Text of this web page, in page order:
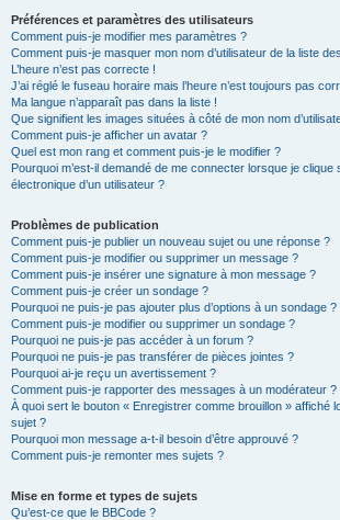
Préférences et paramètres des utilisateurs
Comment puis-je modifier mes paramètres ?
Comment puis-je masquer mon nom d’utilisateur de la liste
L’heure n’est pas correcte !
J’ai réglé le fuseau horaire mais l’heure n’est toujours pas
Ma langue n’apparaît pas dans la liste !
Que signifient les images situées à côté de mon nom
Comment puis-je afficher un avatar ?
Quel est mon rang et comment puis-je le modifier ?
Pourquoi m’est-il demandé de me connecter lorsque je clique
électronique d’un utilisateur ?
Problèmes de publication
Comment puis-je publier un nouveau sujet ou une réponse ?
Comment puis-je modifier ou supprimer un message ?
Comment puis-je insérer une signature à mon message ?
Comment puis-je créer un sondage ?
Pourquoi ne puis-je pas ajouter plus d’options à un sondage ?
Comment puis-je modifier ou supprimer un sondage ?
Pourquoi ne puis-je pas accéder à un forum ?
Pourquoi ne puis-je pas transférer de pièces jointes ?
Pourquoi ai-je reçu un avertissement ?
Comment puis-je rapporter des messages à un modérateur ?
À quoi sert le bouton « Enregistrer comme brouillon » affiché
sujet ?
Pourquoi mon message a-t-il besoin d’être approuvé ?
Comment puis-je remonter mes sujets ?
Mise en forme et types de sujets
Qu’est-ce que le BBCode ?